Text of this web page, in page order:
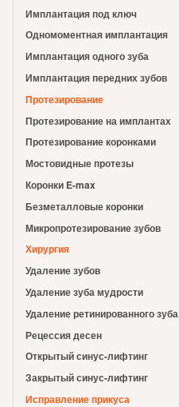
Имплантация под ключ
Одномоментная имплантация
Имплантация одного зуба
Имплантация передних зубов
Протезирование
Протезирование на имплантах
Протезирование коронками
Мостовидные протезы
Коронки E-max
Безметалловые коронки
Микропротезирование зубов
Хирургия
Удаление зубов
Удаление зуба мудрости
Удаление ретинированного зуба
Рецессия десен
Открытый синус-лифтинг
Закрытый синус-лифтинг
Исправление прикуса